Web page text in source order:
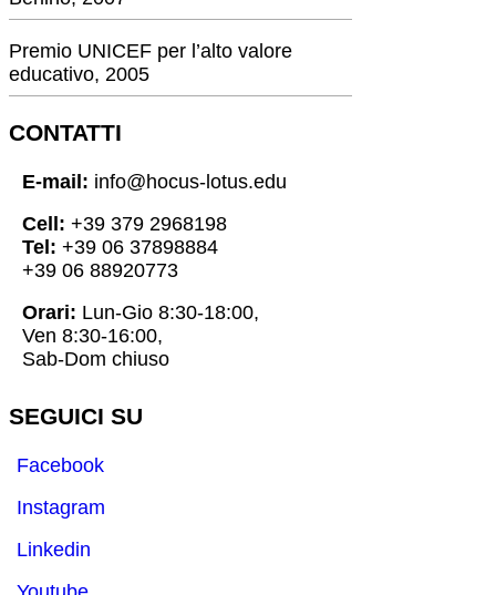
Premio UNICEF per l’alto valore
educativo, 2005
CONTATTI
E-mail: info@hocus-lotus.edu
Cell: +39 379 2968198
Tel: +39 06 37898884
+39 06 88920773
Orari: Lun-Gio 8:30-18:00,
Ven 8:30-16:00,
Sab-Dom chiuso
SEGUICI SU
Facebook
Instagram
Linkedin